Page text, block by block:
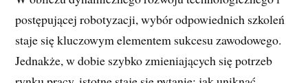
postępującej robotyzacji, wybór odpowiednich szkoleń
staje się kluczowym elementem sukcesu zawodowego.
Jednakże, w dobie szybko zmieniających się potrzeb